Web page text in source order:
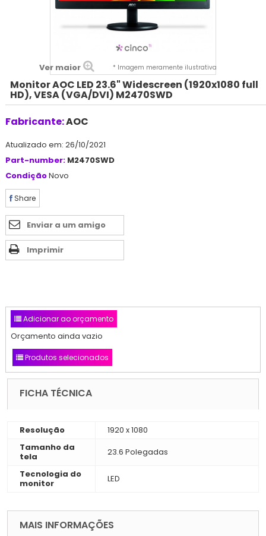
Ver maior * Imagem meramente ilustrativa
Monitor AOC LED 23.6" Widescreen (1920x1080 full
HD), VESA (VGA/DVI) M2470SWD
Fabricante:AOC
Atualizado em: 26/10/2021
Part-number: M2470SWD
CondiçãoNovo
Share
Enviar a um amigo
Imprimir
Adicionar ao orçamento
Orçamento ainda vazio
Produtos selecionados
FICHA TÉCNICA
Resolução
1920 x 1080
Tamanho da
tela
23.6 Polegadas
Tecnologia do
monitor
LED
MAIS INFORMAÇÕES